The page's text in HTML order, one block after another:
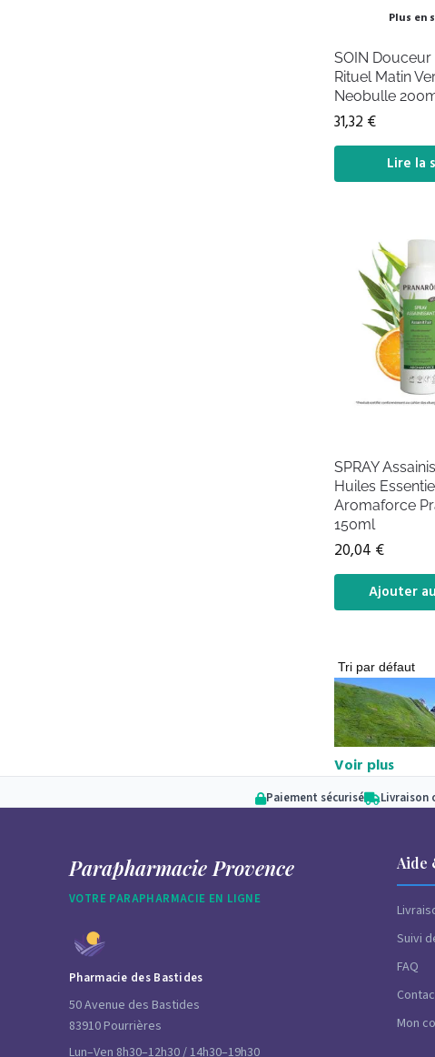
Plus en
SOIN
Rituel Matin
Neobulle
31,32 €
Lire la
SPRAY
Huiles
Aromaforce
150ml
20,04 €
Ajouter
Bienvenue
Voir plus
Paiement sécurisé Livraison
Parapharmacie Provence
VOTRE PARAPHARMACIE EN LIGNE
Pharmacie des Bastides
50 Avenue des Bastides
83910 Pourrières
Lun–Ven 8h30–12h30 / 14h30–19h30
Aide
Suivi
FAQ
Mon